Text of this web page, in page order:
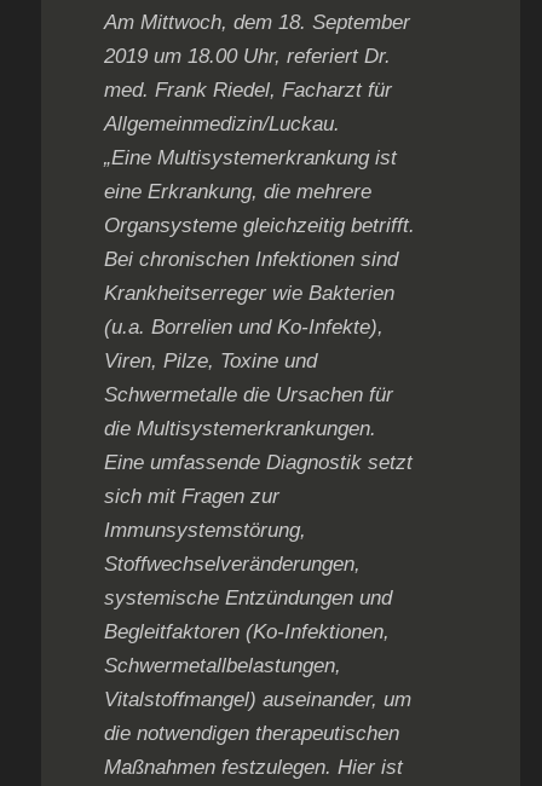
Am Mittwoch, dem 18. September
2019 um 18.00 Uhr, referiert Dr.
med. Frank Riedel, Facharzt für
Allgemeinmedizin/Luckau.
„Eine Multisystemerkrankung ist
eine Erkrankung, die mehrere
Organsysteme gleichzeitig betrifft.
Bei chronischen Infektionen sind
Krankheitserreger wie Bakterien
(u.a. Borrelien und Ko-Infekte),
Viren, Pilze, Toxine und
Schwermetalle die Ursachen für
die Multisystemerkrankungen.
Eine umfassende Diagnostik setzt
sich mit Fragen zur
Immunsystemstörung,
Stoffwechselveränderungen,
systemische Entzündungen und
Begleitfaktoren (Ko-Infektionen,
Schwermetallbelastungen,
Vitalstoffmangel) auseinander, um
die notwendigen therapeutischen
Maßnahmen festzulegen. Hier ist